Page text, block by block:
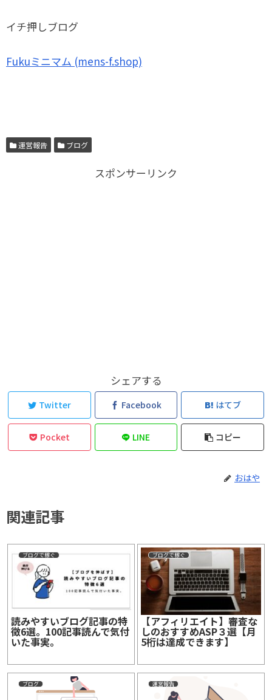
イチ押しブログ
Fukuミニマム (mens-f.shop)
運営報告 ブログ
スポンサーリンク
シェアする
Twitter Facebook はてブ
Pocket LINE コピー
おはや
関連記事
ブログで稼ぐ
読みやすいブログ記事の特
徴6選。100記事読んで気付
いた事実。
ブログで稼ぐ
【アフィリエイト】審査な
しのおすすめASP３選【月
5桁は達成できます】
ブログ 運営報告